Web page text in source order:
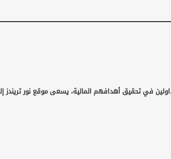
في تحقيق أهدافهم المالية، يسعى موقع نور تريندز